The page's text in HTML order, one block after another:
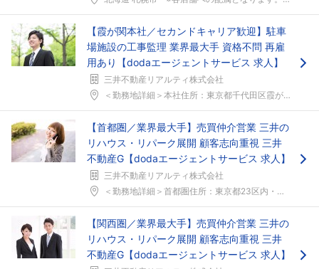
【霞が関本社／セカンドキャリア歓迎】駐車
場施設の工事監理 業界最大手 資格不問 再雇
用あり【dodaエージェントサービス 求人】
三井不動産リアルティ株式会社
＜勤務地詳細＞本社住所：東京都千代田区霞が関3-2...
【首都圏／業界最大手】売買仲介営業 三井の
リハウス・リパーク展開 顧客志向重視 三井
不動産G【dodaエージェントサービス 求人】
三井不動産リアルティ株式会社
＜勤務地詳細＞首都圏住所：東京都23区内・区外・神...
【関西圏／業界最大手】売買仲介営業 三井の
リハウス・リパーク展開 顧客志向重視 三井
不動産G【dodaエージェントサービス 求人】